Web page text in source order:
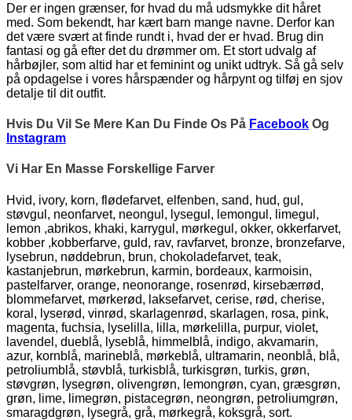
Der er ingen grænser, for hvad du må udsmykke dit håret
med. Som bekendt, har kært barn mange navne. Derfor kan
det være svært at finde rundt i, hvad der er hvad. Brug din
fantasi og gå efter det du drømmer om. Et stort udvalg af
hårbøjler, som altid har et feminint og unikt udtryk. Så gå selv
på opdagelse i vores hårspænder og hårpynt og tilføj en sjov
detalje til dit outfit.
Hvis Du Vil Se Mere Kan Du Finde Os På Facebook Og
Instagram
Vi Har En Masse Forskellige Farver
Hvid, ivory, korn, flødefarvet, elfenben, sand, hud, gul,
støvgul, neonfarvet, neongul, lysegul, lemongul, limegul,
lemon ,abrikos, khaki, karrygul, mørkegul, okker, okkerfarvet,
kobber ,kobberfarve, guld, rav, ravfarvet, bronze, bronzefarve,
lysebrun, nøddebrun, brun, chokoladefarvet, teak,
kastanjebrun, mørkebrun, karmin, bordeaux, karmoisin,
pastelfarver, orange, neonorange, rosenrød, kirsebærrød,
blommefarvet, mørkerød, laksefarvet, cerise, rød, cherise,
koral, lyserød, vinrød, skarlagenrød, skarlagen, rosa, pink,
magenta, fuchsia, lyselilla, lilla, mørkelilla, purpur, violet,
lavendel, dueblå, lyseblå, himmelblå, indigo, akvamarin,
azur, kornblå, marineblå, mørkeblå, ultramarin, neonblå, blå,
petroliumblå, støvblå, turkisblå, turkisgrøn, turkis, grøn,
støvgrøn, lysegrøn, olivengrøn, lemongrøn, cyan, græsgrøn,
grøn, lime, limegrøn, pistacegrøn, neongrøn, petroliumgrøn,
smaragdgrøn, lysegrå, grå, mørkegrå, koksgrå, sort.